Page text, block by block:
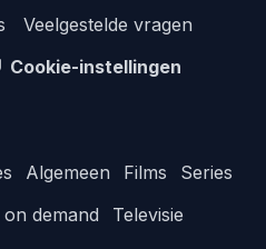
Veelgestelde vragen
Cookie-instellingen
Algemeen Films
Series
on demand
Televisie